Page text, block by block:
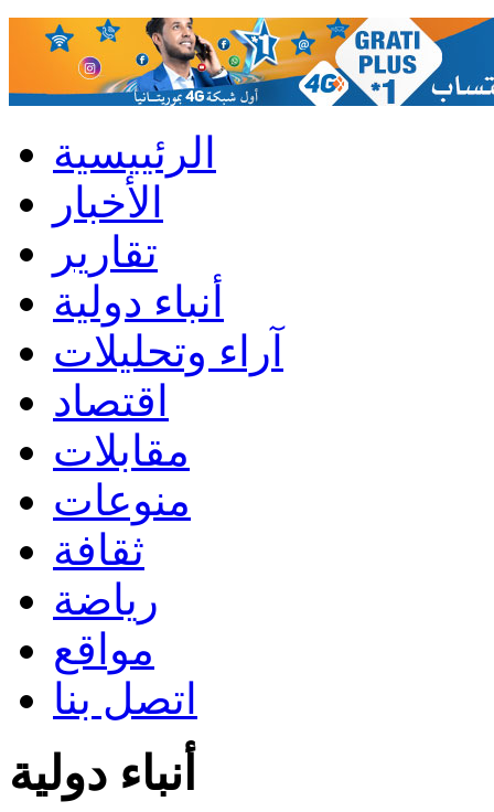
الرئييسية
الأخبار
تقارير
أنباء دولية
آراء وتحليلات
اقتصاد
مقابلات
منوعات
ثقافة
رياضة
مواقع
اتصل بنا
أنباء دولية